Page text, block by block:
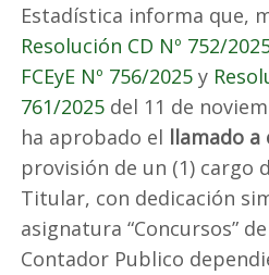
Estadística informa que,
Resolución CD Nº 752/
FCEyE Nº 756/2025y
761/2025del 11 de
ha aprobado el llamado a
provisión de un (1) cargo
Titular, con dedicación
asignatura “Concursos”
Contador Publico